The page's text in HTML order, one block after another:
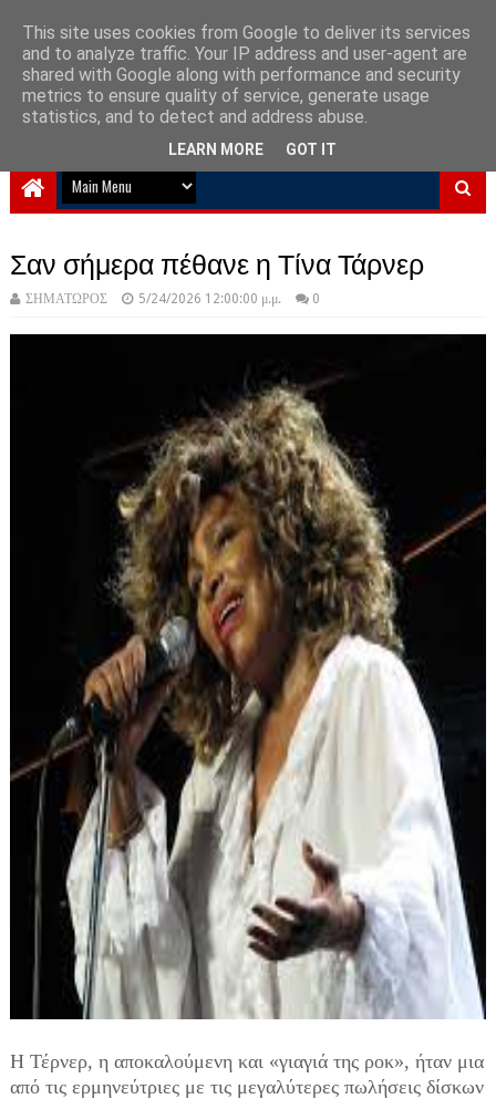
NewPlanet09
Ειδήσεις νέα από την Ελλάδα και τον κόσμο
Σαν σήμερα πέθανε η Τίνα Τάρνερ
ΣΗΜΑΤΩΡΟΣ 5/24/2026 12:00:00 μ.μ. 0
Η Τέρνερ, η αποκαλούμενη και «γιαγιά της ροκ», ήταν μια
από τις ερμηνεύτριες με τις μεγαλύτερες πωλήσεις δίσκων
This site uses cookies from Google to deliver its services
and to analyze traffic. Your IP address and user-agent are
shared with Google along with performance and security
metrics to ensure quality of service, generate usage
statistics, and to detect and address abuse.
LEARN MORE GOT IT